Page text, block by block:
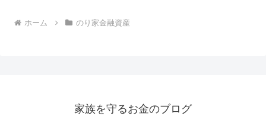
ホーム のり家金融資産
家族を守るお金のブログ